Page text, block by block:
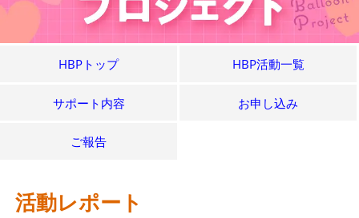
HBPトップ HBP活動一覧
サポート内容 お申し込み
ご報告
活動レポート